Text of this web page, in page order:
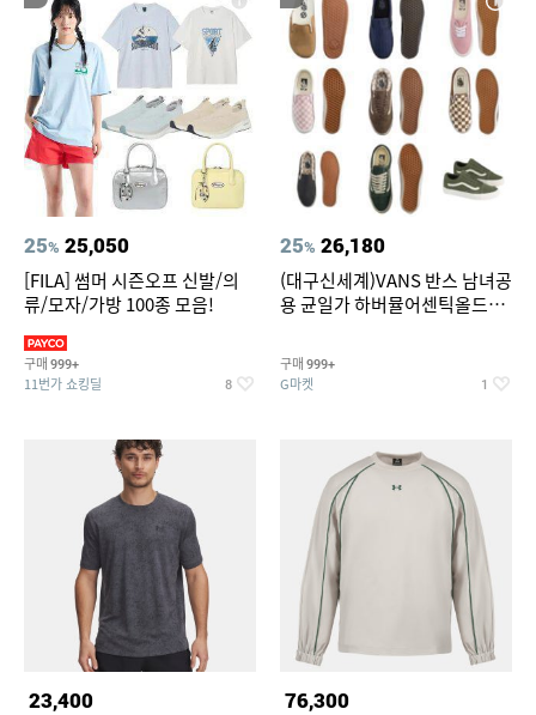
25% 25,050
[FILA] 썸머 시즌오프 신발/의
류/모자/가방 100종 모음!
구매 999+
11번가 쇼킹딜 8
25% 26,180
(대구신세계)VANS 반스 남녀공
용 균일가 하버뮬어센틱올드스
구매 999+
G마켓 1
23,400 76,300